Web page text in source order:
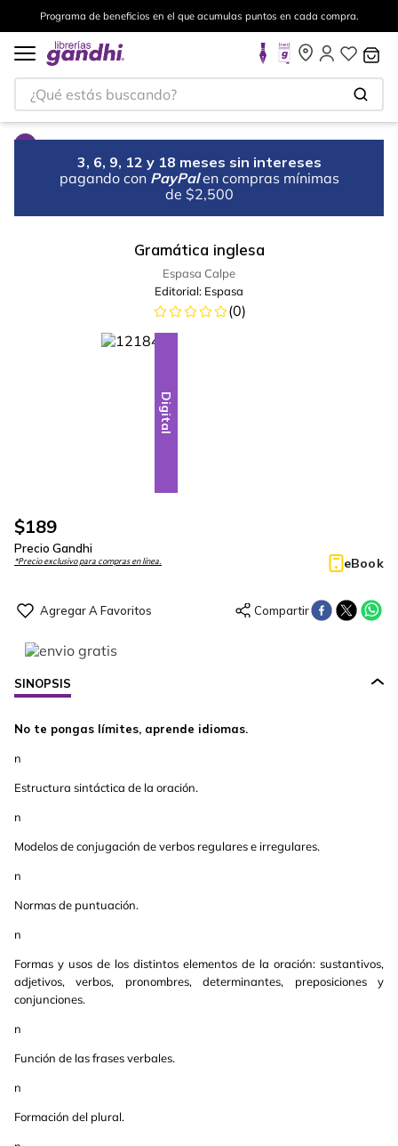
Programa de beneficios en el que acumulas puntos en cada compra.
¿Qué estás buscando?
3, 6, 9, 12 y 18 meses sin intereses
pagando con PayPal en compras mínimas
de $2,500
Gramática inglesa
Espasa Calpe
Editorial: Espasa
(0)
Digital
$189
Precio Gandhi
*Precio exclusivo para compras en línea. eBook
SINOPSIS
No te pongas límites, aprende idiomas.
n
Estructura sintáctica de la oración.
n
Modelos de conjugación de verbos regulares e irregulares.
n
Normas de puntuación.
n
Formas y usos de los distintos elementos de la oración: sustantivos,
adjetivos, verbos, pronombres, determinantes, preposiciones y
conjunciones.
n
Función de las frases verbales.
n
Formación del plural.